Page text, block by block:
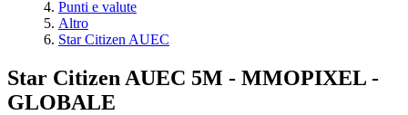
Punti e valute
Altro
Star Citizen AUEC
Star Citizen AUEC 5M - MMOPIXEL -
GLOBALE